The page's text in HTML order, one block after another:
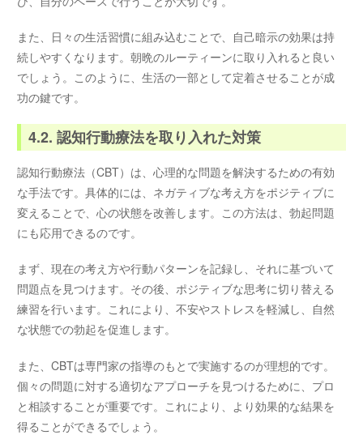
また、日々の生活習慣に組み込むことで、自己暗示の効果は持
続しやすくなります。朝晩のルーティーンに取り入れると良い
でしょう。このように、生活の一部として定着させることが成
功の鍵です。
4.2. 認知行動療法を取り入れた対策
認知行動療法（CBT）は、心理的な問題を解決するための有効
な手法です。具体的には、ネガティブな考え方をポジティブに
変えることで、心の状態を改善します。この方法は、勃起問題
にも応用できるのです。
まず、現在の考え方や行動パターンを記録し、それに基づいて
問題点を見つけます。その後、ポジティブな思考に切り替える
練習を行います。これにより、不安やストレスを軽減し、自然
な状態での勃起を促進します。
また、CBTは専門家の指導のもとで実施するのが理想的です。
個々の問題に対する適切なアプローチを見つけるために、プロ
と相談することが重要です。これにより、より効果的な結果を
得ることができるでしょう。